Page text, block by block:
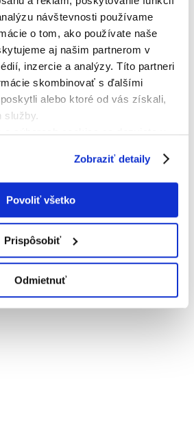
návštevnosti používame
o tom, ako používate naše
aj našim partnerom v
inzercie a analýzy. Títo partneri
skombinovať s ďalšími
alebo ktoré od vás získali,
služby.
o súboroch cookies sa dozviete v
Zobraziť detaily
Povoliť všetko
Prispôsobiť
Odmietnuť